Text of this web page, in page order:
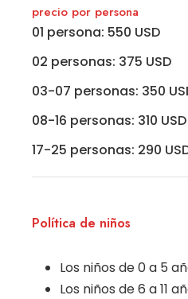
precio por persona
01 persona: 550 USD
02 personas: 375 USD
03-07 personas: 350
08-16 personas: 310 USD
17-25 personas: 290
Política de niños
Los niños de 0 a 5
Los niños de 6 a 11